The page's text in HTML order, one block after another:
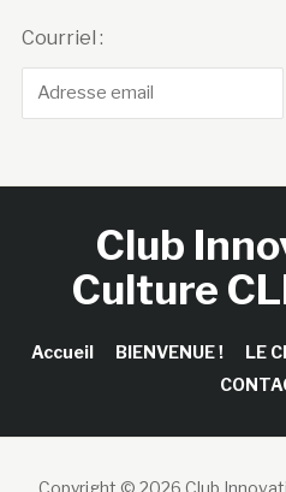
Courriel :
Club
Culture
Accueil BIENVENUE ! LE
Copyright © 2026 Club